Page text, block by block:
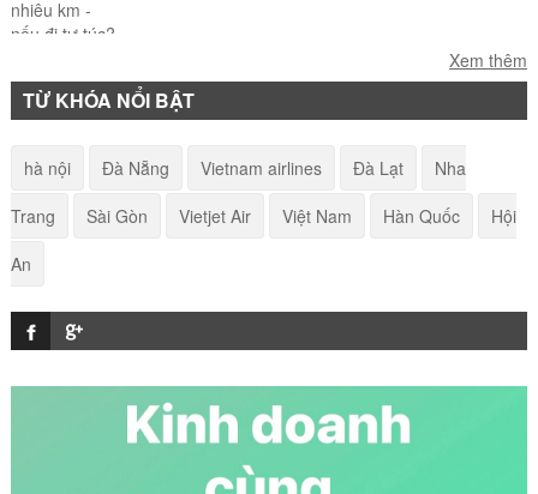
Làm sao để mang vật nuôi lên máy bay?
bay
Một số lưu ý cho hành khách tại nhà ga T2 Nội
Kinh nghiệm tham quan Phố cổ Hà Nội
Xem thêm
TỪ KHÓA NỔI BẬT
hà nội Đà Nẵng Vietnam airlines Đà Lạt
Nha
Trang
Sài Gòn Vietjet Air Việt Nam Hàn Quốc
Hội
An